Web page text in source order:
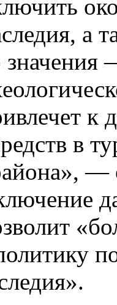
а
к
в
—